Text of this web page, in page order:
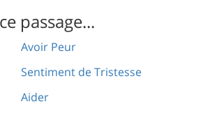
passage...
Avoir Peur
Sentiment de Tristesse
Aider